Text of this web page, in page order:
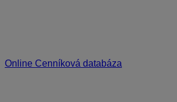
Online Cenníková databáza